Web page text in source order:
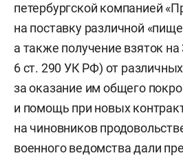
петербургской компанией
на поставку различной
а также получение взяток
6 ст. 290 УК РФ) от
за оказание им общего
и помощь при новых
на чиновников
военного ведомства дали